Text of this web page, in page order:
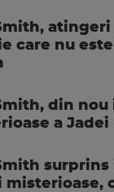
atingeri
care nu
din nou
a
surprins
misterioase,